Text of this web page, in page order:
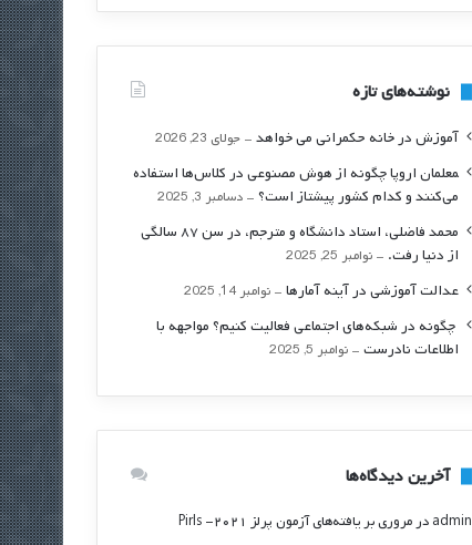
ج
ی
نوشته‌های تازه
آموزش در خانه حکمرانی می خواهد جولای 23, 2026
‍معلمان اروپا چگونه از هوش مصنوعی در کلاس‌ها استفاده
می‌کنند و کدام کشور پیشتاز است؟
دسامبر 3, 2025
محمد فاضلی، استاد دانشگاه و مترجم، در سن ۸۷ سالگی
از دنیا رفت.
نوامبر 25, 2025
عدالت آموزشی در آینه آمارها نوامبر 14, 2025
‍ چگونه در شبکه‌های اجتماعی فعالیت کنیم؟ مواجهه با
اطلاعات نادرست
نوامبر 5, 2025
آخرین دیدگاه‌ها
admin درمروری بر یافته‌های آزمون پرلز ۲۰۲۱- Pirls